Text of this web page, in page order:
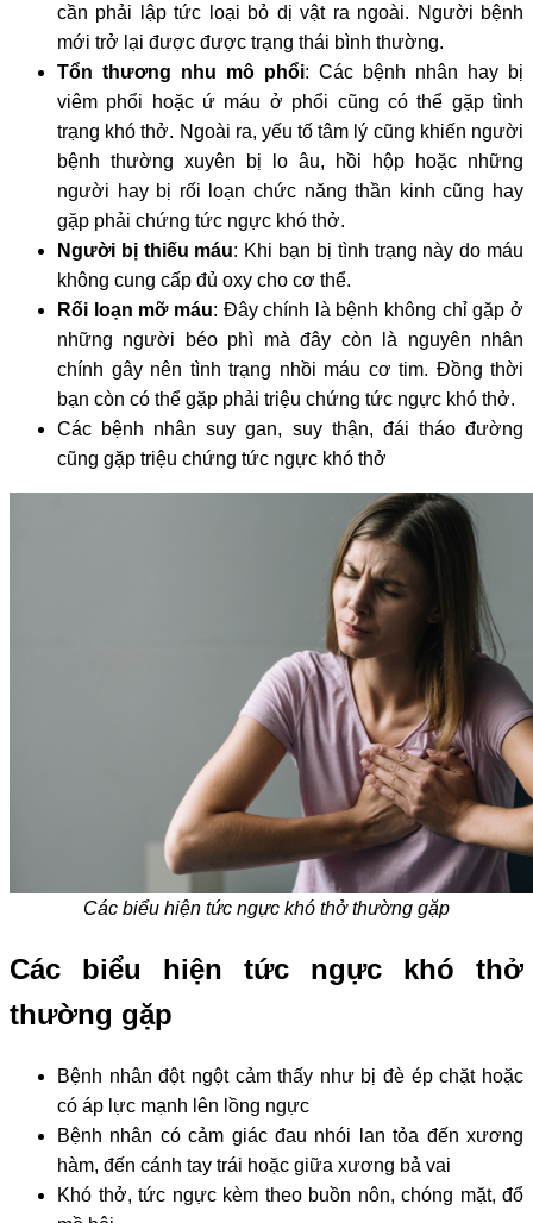
cần phải lập tức loại bỏ dị vật ra ngoài. Người bệnh
mới trở lại được được trạng thái bình thường.
Tổn thương nhu mô phổi: Các bệnh nhân hay bị
viêm phổi hoặc ứ máu ở phổi cũng có thể gặp tình
trạng khó thở. Ngoài ra, yếu tố tâm lý cũng khiến người
bệnh thường xuyên bị lo âu, hồi hộp hoặc những
người hay bị rối loạn chức năng thần kinh cũng hay
gặp phải chứng tức ngực khó thở.
Người bị thiếu máu: Khi bạn bị tình trạng này do máu
không cung cấp đủ oxy cho cơ thể.
Rối loạn mỡ máu: Đây chính là bệnh không chỉ gặp ở
những người béo phì mà đây còn là nguyên nhân
chính gây nên tình trạng nhồi máu cơ tim. Đồng thời
bạn còn có thể gặp phải triệu chứng tức ngực khó thở.
Các bệnh nhân suy gan, suy thận, đái tháo đường
cũng gặp triệu chứng tức ngực khó thở
Các biểu hiện tức ngực khó thở thường gặp
Các biểu hiện tức ngực khó thở
thường gặp
Bệnh nhân đột ngột cảm thấy như bị đè ép chặt hoặc
có áp lực mạnh lên lồng ngực
Bệnh nhân có cảm giác đau nhói lan tỏa đến xương
hàm, đến cánh tay trái hoặc giữa xương bả vai
Khó thở, tức ngực kèm theo buồn nôn, chóng mặt, đổ